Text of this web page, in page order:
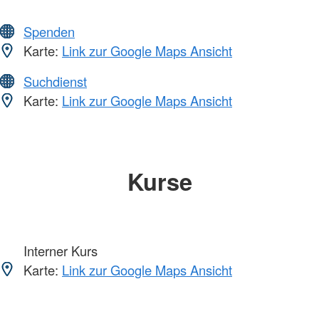
Spenden
Karte: Link zur Google Maps Ansicht
Suchdienst
Karte: Link zur Google Maps Ansicht
Kurse
Interner Kurs
Karte: Link zur Google Maps Ansicht